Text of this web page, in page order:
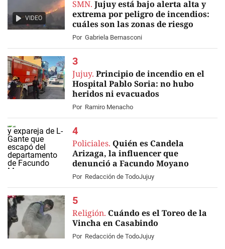
VIDEO
SMN. Jujuy está bajo alerta alta y
extrema por peligro de incendios:
cuáles son las zonas de riesgo
Por Gabriela Bernasconi
Jujuy. Principio de incendio en el
Hospital Pablo Soria: no hubo
heridos ni evacuados
Por Ramiro Menacho
Policiales. Quién es Candela
Arizaga, la influencer que
denunció a Facundo Moyano
Por Redacción de TodoJujuy
Religión. Cuándo es el Toreo de la
Vincha en Casabindo
Por Redacción de TodoJujuy